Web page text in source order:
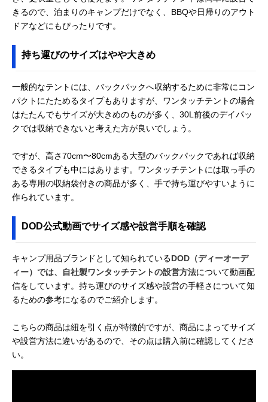
きるので、泊まりのキャンプだけでなく、BBQや日帰りのアウト
ドアなどにもぴったりです。
持ち運びのサイズはやや大きめ
一般的なテントには、バックパックへ収納するために非常にコン
パクトにたためるタイプもありますが、ワンタッチテントの場合
はたたんでもサイズが大きめのものが多く、30L前後のデイパッ
クでは収納できないと考えた方が良いでしょう。
ですが、高さ70cm〜80cmある大型のバックパックであれば収納
できるタイプも中にはあります。ワンタッチテントには取っ手の
ある専用の収納袋付きの商品が多く、手で持ち運びやすいように
作られています。
DOD公式動画でサイズ感や設営手順を確認
キャンプ用品ブランドとして知られているDOD（ディーオーデ
ィー）では、自社製ワンタッチテントの設営方法について動画配
信をしています。持ち運びのサイズ感や設営の手軽さについて知
るための参考になるのでご紹介します。
こちらの商品は紐を引く点が特徴的ですが、商品によってサイズ
や設営方法に違いがあるので、その点は購入前に確認してくださ
い。